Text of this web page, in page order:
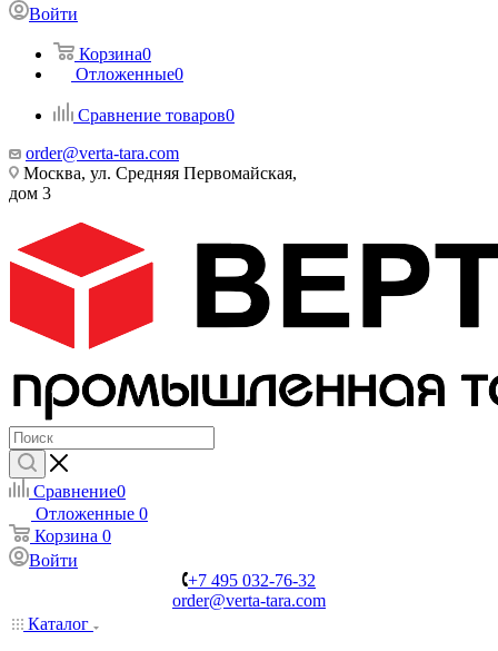
Войти
Корзина0
Отложенные0
Сравнение товаров0
order@verta-tara.com
Москва, ул. Средняя Первомайская,
дом 3
Сравнение0
Отложенные 0
Корзина 0
Войти
+7 495 032-76-32
order@verta-tara.com
Каталог